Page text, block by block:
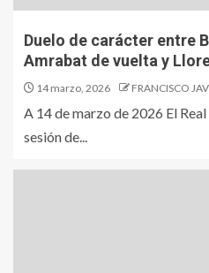
Duelo de carácter entre
Amrabat de vuelta y
14 marzo, 2026 FRANCISCO
A 14 de marzo de 2026 El
sesión de...